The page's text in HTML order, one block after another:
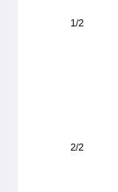
1/2
2/2